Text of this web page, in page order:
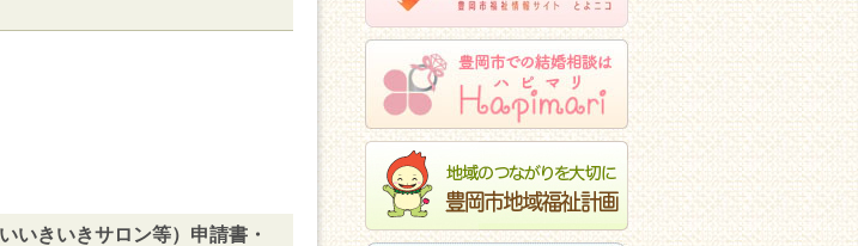
いきいきサロン等）申請書・